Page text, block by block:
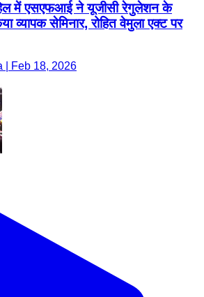
में एसएफआई ने यूजीसी रेगुलेशन के
व्यापक सेमिनार, रोहित वेमुला एक्ट पर
| Feb 18, 2026